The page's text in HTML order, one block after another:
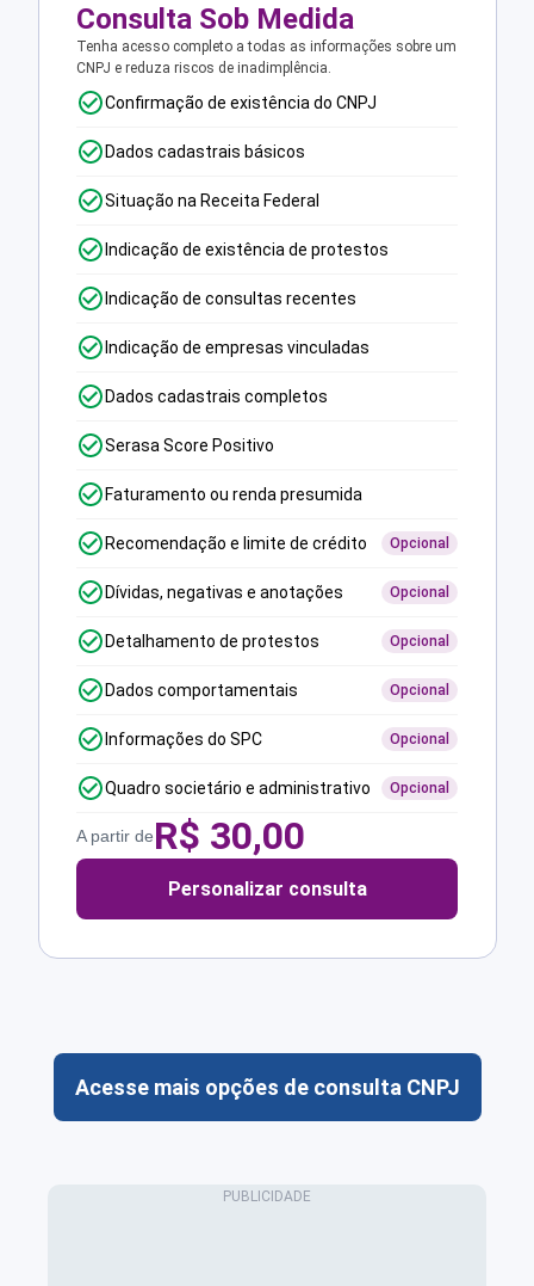
Consulta Sob Medida
Tenha acesso completo a todas as informações sobre um
CNPJ e reduza riscos de inadimplência.
Confirmação de existência do CNPJ
Dados cadastrais básicos
Situação na Receita Federal
Indicação de existência de protestos
Indicação de consultas recentes
Indicação de empresas vinculadas
Dados cadastrais completos
Serasa Score Positivo
Faturamento ou renda presumida
Recomendação e limite de crédito Opcional
Dívidas, negativas e anotações Opcional
Detalhamento de protestos Opcional
Dados comportamentais Opcional
Informações do SPC Opcional
Quadro societário e administrativo Opcional
A partir deR$ 30,00
Personalizar consulta
Acesse mais opções de consulta CNPJ